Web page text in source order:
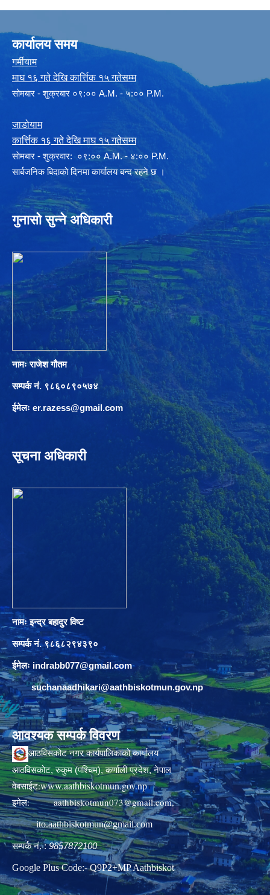
कार्यालय समय
गर्मीयाम
माघ १६ गते देखि कार्त्तिक १५ गतेसम्म
सोमबार - शुक्रबार ०९:०० A.M. - ५:०० P.M.
जाडोयाम
कार्त्तिक १६ गते देखि माघ १५ गतेसम्म
साेमबार - शुक्रवार: ०९:०० A.M. - ४:०० P.M.
सार्बजनिक बिदाको दिनमा कार्यालय बन्द रहने छ ।
गुनासो सुन्ने अधिकारी
नामः राजेश गौतम
सम्पर्क नं. ९८६०८९०५७४
ईमेलः er.razess@gmail.com
सूचना अधिकारी
नामः इन्द्र बहादुर विष्ट
सम्पर्क नं. ९८६८२९४३९०
ईमेलः indrabb077@gmail.com
suchanaadhikari@aathbiskotmun.gov.np
आवश्यक सम्पर्क विवरण
आठविसकोट नगर कार्यपालिकाको कार्यालय
आठविसकोट, रुकुम (पश्चिम), कर्णाली प्रदेश, नेपाल
वेबसाईट:www.aathbiskotmun.gov.np
इमेल:aathbiskotmun073@gmail.com,
ito.aathbiskotmun@gmail.com
सम्पर्क नं. :9857872100
Google Plus Code:- Q9P2+MP Aathbiskot